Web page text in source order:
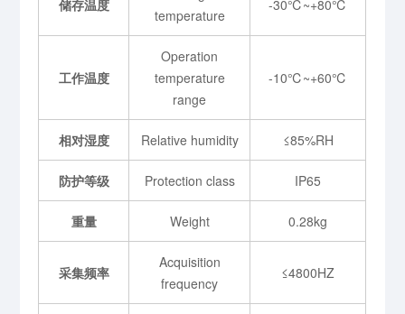
储存温度
temperature
-30℃~+80℃
工作温度
Operation
temperature
range
-10℃~+60℃
相对湿度 Relative humidity ≤85%RH
防护等级 Protection class IP65
重量 Weight 0.28kg
采集频率
Acquisition
frequency
≤4800HZ